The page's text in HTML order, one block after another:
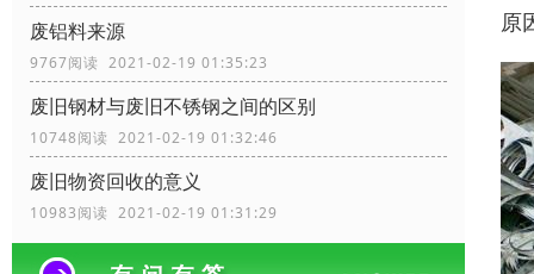
废铝料来源
9767阅读 2021-02-19 01:35:23
废旧钢材与废旧不锈钢之间的区别
10748阅读 2021-02-19 01:32:46
废旧物资回收的意义
10983阅读 2021-02-19 01:31:29
原